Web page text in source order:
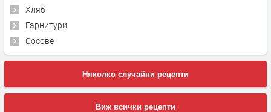
Хляб
Гарнитури
Сосове
Няколко случайни рецепти
Виж всички рецепти